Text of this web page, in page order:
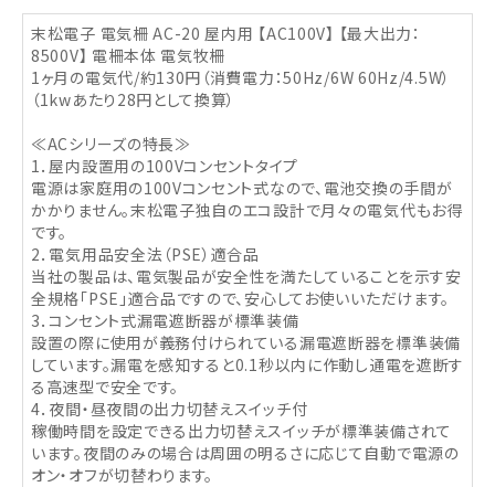
末松電子 電気柵 AC-20 屋内用 【AC100V】 【最大出力：
8500V】 電柵本体 電気牧柵
1ヶ月の電気代/約130円（消費電力：50Hz/6W 60Hz/4.5W）
（1kwあたり28円として換算）
≪ACシリーズの特長≫
1．屋内設置用の100Vコンセントタイプ
電源は家庭用の100Vコンセント式なので、電池交換の手間が
かかりません。末松電子独自のエコ設計で月々の電気代もお得
です。
2．電気用品安全法（PSE）適合品
当社の製品は、電気製品が安全性を満たしていることを示す安
全規格「PSE」適合品ですので、安心してお使いいただけます。
3．コンセント式漏電遮断器が標準装備
設置の際に使用が義務付けられている漏電遮断器を標準装備
しています。漏電を感知すると0.1秒以内に作動し通電を遮断す
る高速型で安全です。
4．夜間・昼夜間の出力切替えスイッチ付
稼働時間を設定できる出力切替えスイッチが標準装備されて
います。夜間のみの場合は周囲の明るさに応じて自動で電源の
オン・オフが切替わります。